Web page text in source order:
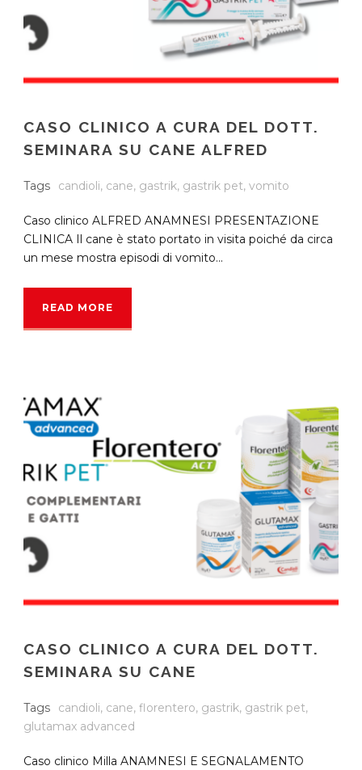
CASO CLINICO A CURA DEL DOTT.
SEMINARA SU CANE ALFRED
Tags candioli, cane, gastrik, gastrik pet, vomito
Caso clinico ALFRED ANAMNESI PRESENTAZIONE
CLINICA Il cane è stato portato in visita poiché da circa
un mese mostra episodi di vomito...
READ MORE
CASO CLINICO A CURA DEL DOTT.
SEMINARA SU CANE
Tags candioli, cane, florentero, gastrik, gastrik pet,
glutamax advanced
Caso clinico Milla ANAMNESI E SEGNALAMENTO